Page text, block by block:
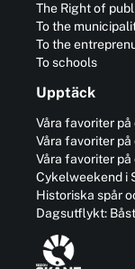
The Right of
To the
To the
To schools
Upptäck
Våra favoriter på
Våra favoriter på
Våra favoriter på
Cykelweekend i
Historiska spår
Dagsutflykt: